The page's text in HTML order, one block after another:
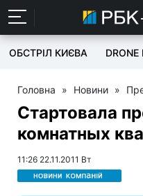
ОБСТРІЛ КИЄВА DRONE
Головна » Новини »
Стартовала
комнатных
11:26 22.11.2011 Вт